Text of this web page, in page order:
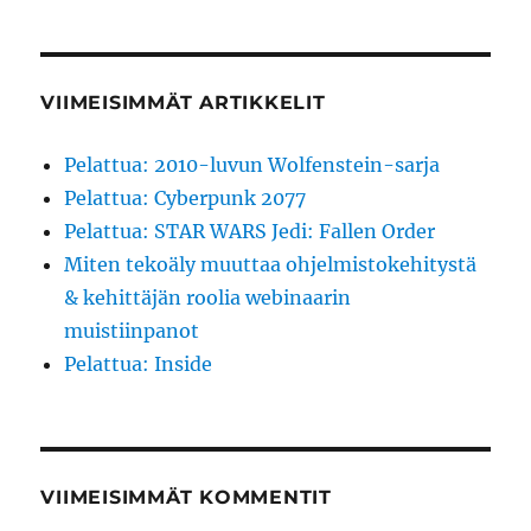
VIIMEISIMMÄT ARTIKKELIT
Pelattua: 2010-luvun Wolfenstein-sarja
Pelattua: Cyberpunk 2077
Pelattua: STAR WARS Jedi: Fallen Order
Miten tekoäly muuttaa ohjelmistokehitystä
& kehittäjän roolia webinaarin
muistiinpanot
Pelattua: Inside
VIIMEISIMMÄT KOMMENTIT